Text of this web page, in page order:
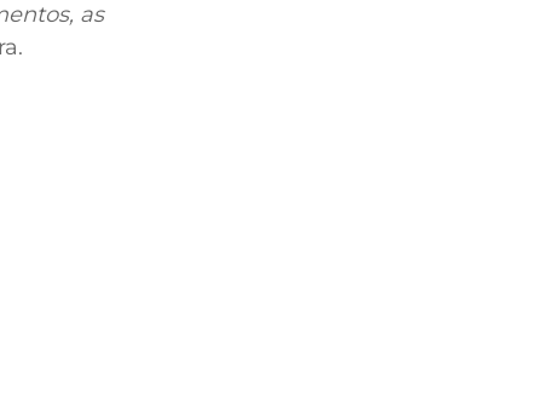
as